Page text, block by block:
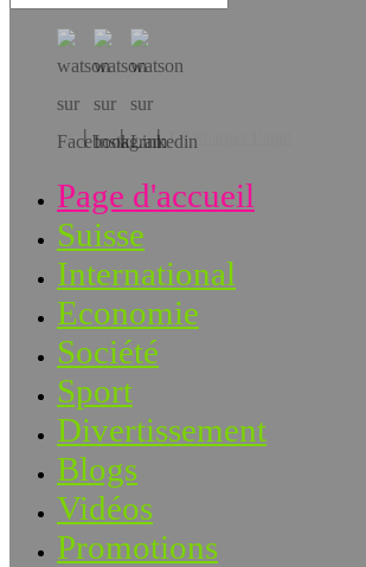
Téléchargez l’app!
Page d'accueil
Suisse
International
Economie
Société
Sport
Divertissement
Blogs
Vidéos
Promotions